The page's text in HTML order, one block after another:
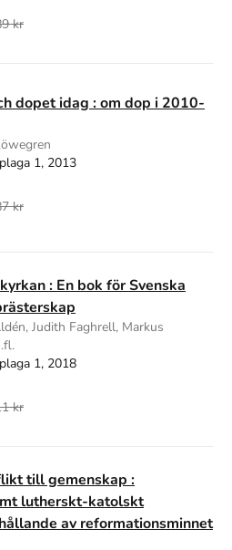
kr
dopet idag : om dop i 2010-
1, 2013
kr
: En bok för Svenska
Judith Faghrell, Markus
1, 2018
kr
till gemenskap :
lutherskt-katolskt
av reformationsminnet